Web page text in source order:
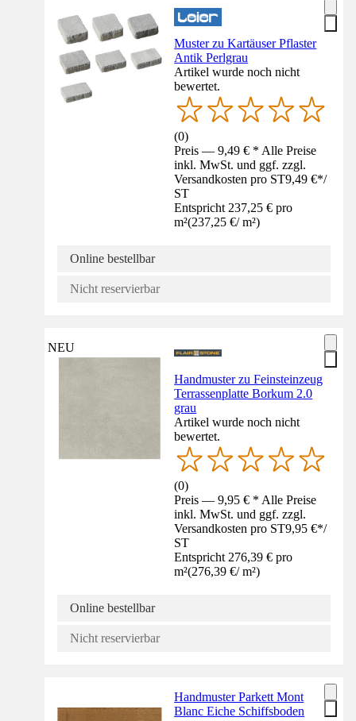
Muster zu Kartäuser Pflaster
Antik Perlgrau
Artikel wurde noch nicht
bewertet.
(0)
Preis — 9,49 € * Alle Preise
inkl. MwSt. und ggf. zzgl.
Versandkosten pro ST9,49 €*/
ST
Entspricht 237,25 € pro
m²(237,25 €/ m²)
Online bestellbar
Nicht reservierbar
NEU
Handmuster zu Feinsteinzeug
Terrassenplatte Borkum 2.0
grau
Artikel wurde noch nicht
bewertet.
(0)
Preis — 9,95 € * Alle Preise
inkl. MwSt. und ggf. zzgl.
Versandkosten pro ST9,95 €*/
ST
Entspricht 276,39 € pro
m²(276,39 €/ m²)
Online bestellbar
Nicht reservierbar
Handmuster Parkett Mont
Blanc Eiche Schiffsboden